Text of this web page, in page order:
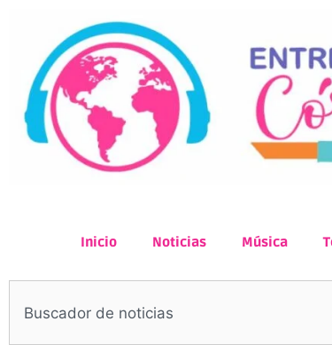
Inicio Noticias Música